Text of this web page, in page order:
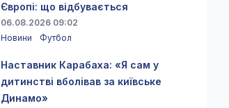
Європі: що відбувається
06.08.2026 09:02
Новини
Футбол
Наставник Карабаха: «Я сам у
дитинстві вболівав за київське
Динамо»